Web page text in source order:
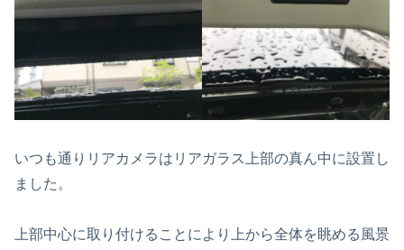
いつも通りリアカメラはリアガラス上部の真ん中に設置し
ました。
上部中心に取り付けることにより上から全体を眺める風景